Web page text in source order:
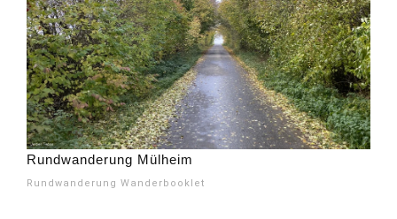
Rundwanderung Mülheim
Rundwanderung Wanderbooklet